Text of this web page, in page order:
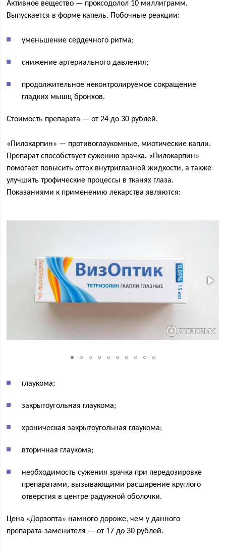
Активное вещество — проксодолол 10 миллиграмм.
Выпускается в форме капель. Побочные реакции:
уменьшение сердечного ритма;
снижение артериального давления;
продолжительное неконтролируемое сокращение
гладких мышц бронхов.
Стоимость препарата — от 24 до 30 рублей.
«Пилокарпин» — противоглаукомные, миотические капли.
Препарат способствует сужению зрачка. «Пилокарпин»
помогает повысить отток внутриглазной жидкости, а также
улучшить трофические процессы в тканях глаза.
Показаниями к применению лекарства являются:
глаукома;
закрытоугольная глаукома;
хроническая закрытоугольная глаукома;
вторичная глаукома;
необходимость сужения зрачка при передозировке
препаратами, вызывающими расширение круглого
отверстия в центре радужной оболочки.
Цена «Дорзопта» намного дороже, чем у данного
препарата-заменителя — от 17 до 30 рублей.